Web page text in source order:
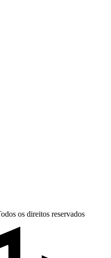
os direitos reservados